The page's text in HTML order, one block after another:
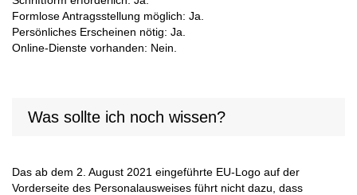
Formlose Antragsstellung möglich: Ja.
Persönliches Erscheinen nötig: Ja.
Online-Dienste vorhanden: Nein.
Was sollte ich noch wissen?
Das ab dem 2. August 2021 eingeführte EU-Logo auf der
Vorderseite des Personalausweises führt nicht dazu, dass